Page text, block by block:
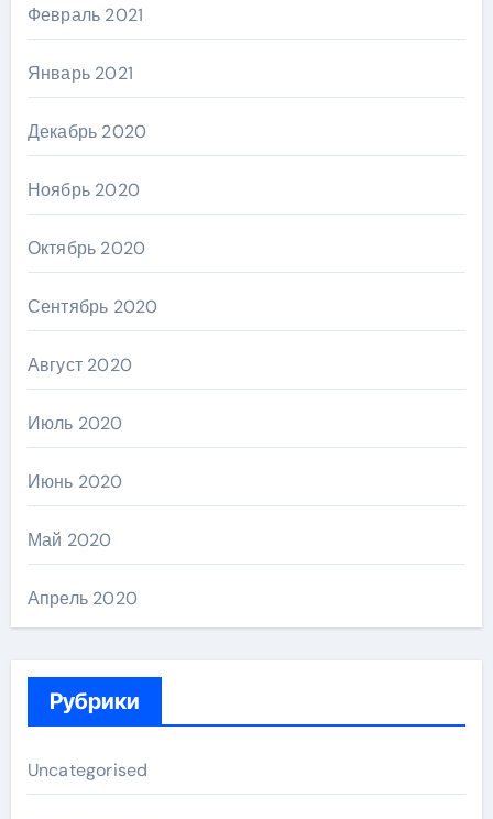
Февраль 2021
Январь 2021
Декабрь 2020
Ноябрь 2020
Октябрь 2020
Сентябрь 2020
Август 2020
Июль 2020
Июнь 2020
Май 2020
Апрель 2020
Рубрики
Uncategorised